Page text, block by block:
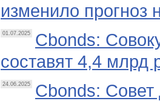
изменило прогноз
01.07.2025
Cbonds:
составят 4,4 млрд
24.06.2025
Cbonds: Совет